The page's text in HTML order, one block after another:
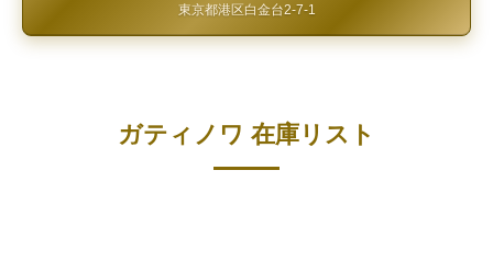
東京都港区白金台2-7-1
ガティノワ 在庫リスト